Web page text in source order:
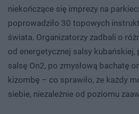
niekończące się imprezy na
poprowadziło 30 topowych
świata. Organizatorzy zadbali o
od energetycznej salsy kubańskiej,
salsę On2, po zmysłową bachatę
kizombę – co sprawiło, że każdy
siebie, niezależnie od poziomu